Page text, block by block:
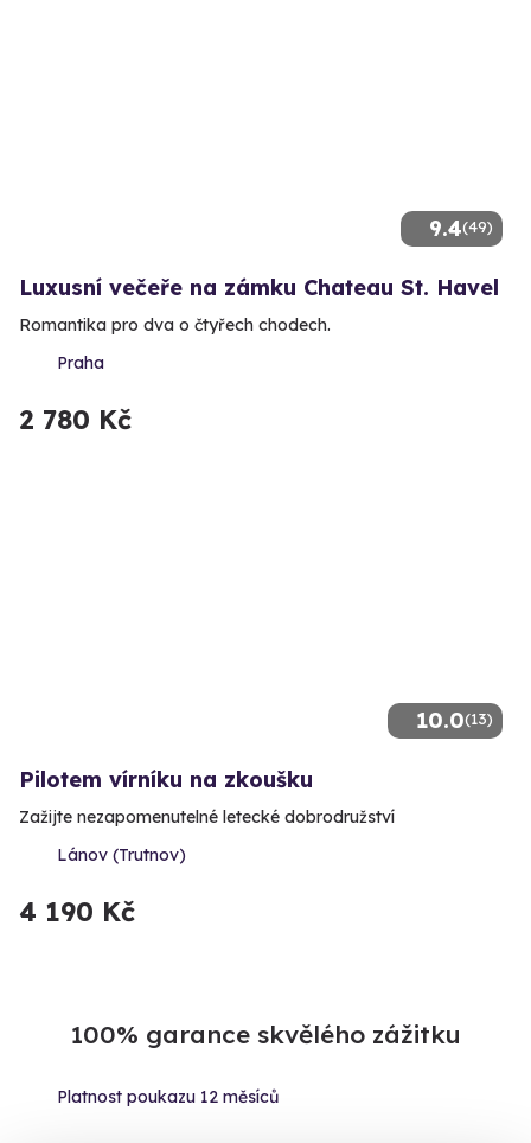
9.4(49)
Luxusní večeře na zámku Chateau St. Havel
Romantika pro dva o čtyřech chodech.
Praha
2 780 Kč
10.0(13)
Pilotem vírníku na zkoušku
Zažijte nezapomenutelné letecké dobrodružství
Lánov (Trutnov)
4 190 Kč
100% garance skvělého zážitku
Platnost poukazu 12 měsíců